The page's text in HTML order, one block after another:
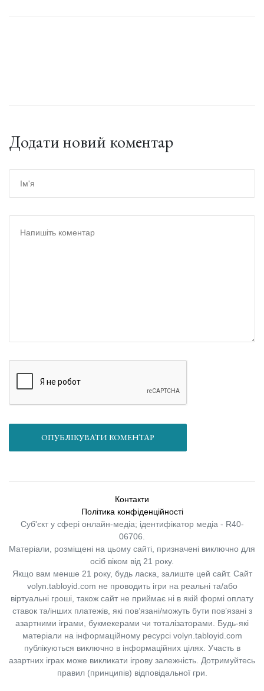
Додати новий коментар
ОПУБЛІКУВАТИ КОМЕНТАР
Контакти
Політика конфіденційності
Суб'єкт у сфері онлайн-медіа; ідентифікатор медіа - R40-
06706.
Матеріали, розміщені на цьому сайті, призначені виключно для
осіб віком від 21 року.
Якщо вам менше 21 року, будь ласка, залиште цей сайт. Сайт
volyn.tabloyid.com не проводить ігри на реальні та/або
віртуальні гроші, також сайт не приймає ні в якій формі оплату
ставок та/інших платежів, які пов’язані/можуть бути пов’язані з
азартними іграми, букмекерами чи тоталізаторами. Будь-які
матеріали на інформаційному ресурсі volyn.tabloyid.com
публікуються виключно в інформаційних цілях. Участь в
азартних іграх може викликати ігрову залежність. Дотримуйтесь
правил (принципів) відповідальної гри.